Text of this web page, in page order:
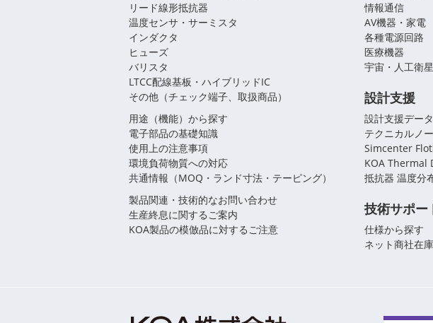
リード線形抵抗器
温度センサ・サーミスタ
インダクタ
ヒューズ
バリスタ
LTCC配線基板・ハイブリッドIC
その他（チェック端子、取扱商品）
用途（機能）から探す
電子部品の基礎知識
使用上の注意事項
環境負荷物質への対応
共通情報（MOQ・ランド寸法・テーピング）
製品関連・技術的なお問い合わせ
生産終息に関するご案内
KOA製品の模倣品に対するご注意
情報通信
AV機器・家電
各種電源回路
医療機器
宇宙・人工衛星
設計支援
設計支援データ
テクニカルノ
Simcenter
KOA Thermal
抵抗器 温度分
技術サポー
仕様から探す
ネット商社在